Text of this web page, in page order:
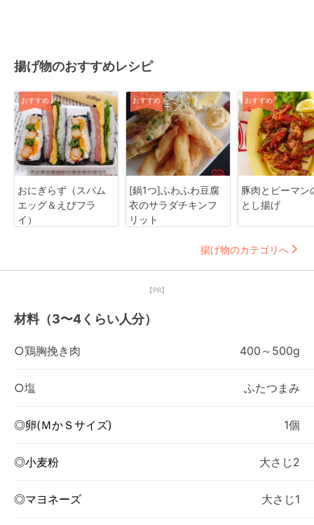
揚げ物のおすすめレシピ
おすすめ
おにぎらず（スパム
エッグ＆えびフラ
イ）
おすすめ
[鍋1つ]ふわふわ豆腐
衣のサラダチキンフ
リット
おすすめ
豚肉とピーマン
とし揚げ
揚げ物のカテゴリへ
【PR】
材料（3〜4くらい人分）
○鶏胸挽き肉 400～500g
○塩 ふたつまみ
◎卵(ＭかＳサイズ) 1個
◎小麦粉 大さじ2
◎マヨネーズ 大さじ1